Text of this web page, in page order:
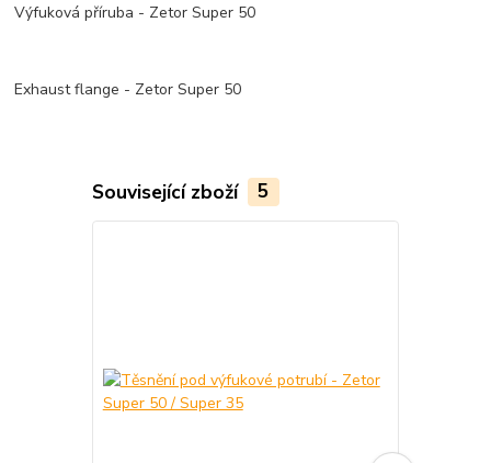
Výfuková příruba - Zetor Super 50
Exhaust flange - Zetor Super 50
Související zboží 5